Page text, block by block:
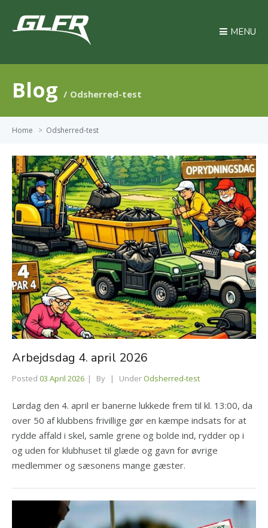
MENU
Blog Odsherred-test
Home > Odsherred-test
Arbejdsdag 4. april 2026
Posted 03 April 2026 By Under Odsherred-test
Lørdag den 4. april er banerne lukkede frem til kl. 13:00, da
over 50 af klubbens frivillige gør en kæmpe indsats for at
rydde affald i skel, samle grene og bolde ind, rydder op i
og uden for klubhuset til glæde og gavn for øvrige
medlemmer og sæsonens mange gæster.